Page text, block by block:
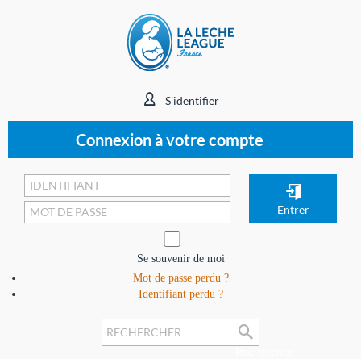
S'identifier
Connexion à votre compte
Se souvenir de moi
Mot de passe perdu ?
Identifiant perdu ?